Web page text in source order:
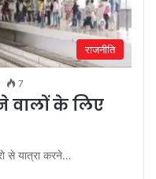
राजनीति
7
वालों के लिए
से यात्रा करने…